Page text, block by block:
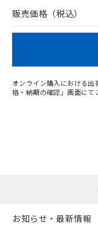
問い合わせください
販売価格（税込）
オンライン購入における
格・納期の確認」画面にて
お知らせ・最新情報